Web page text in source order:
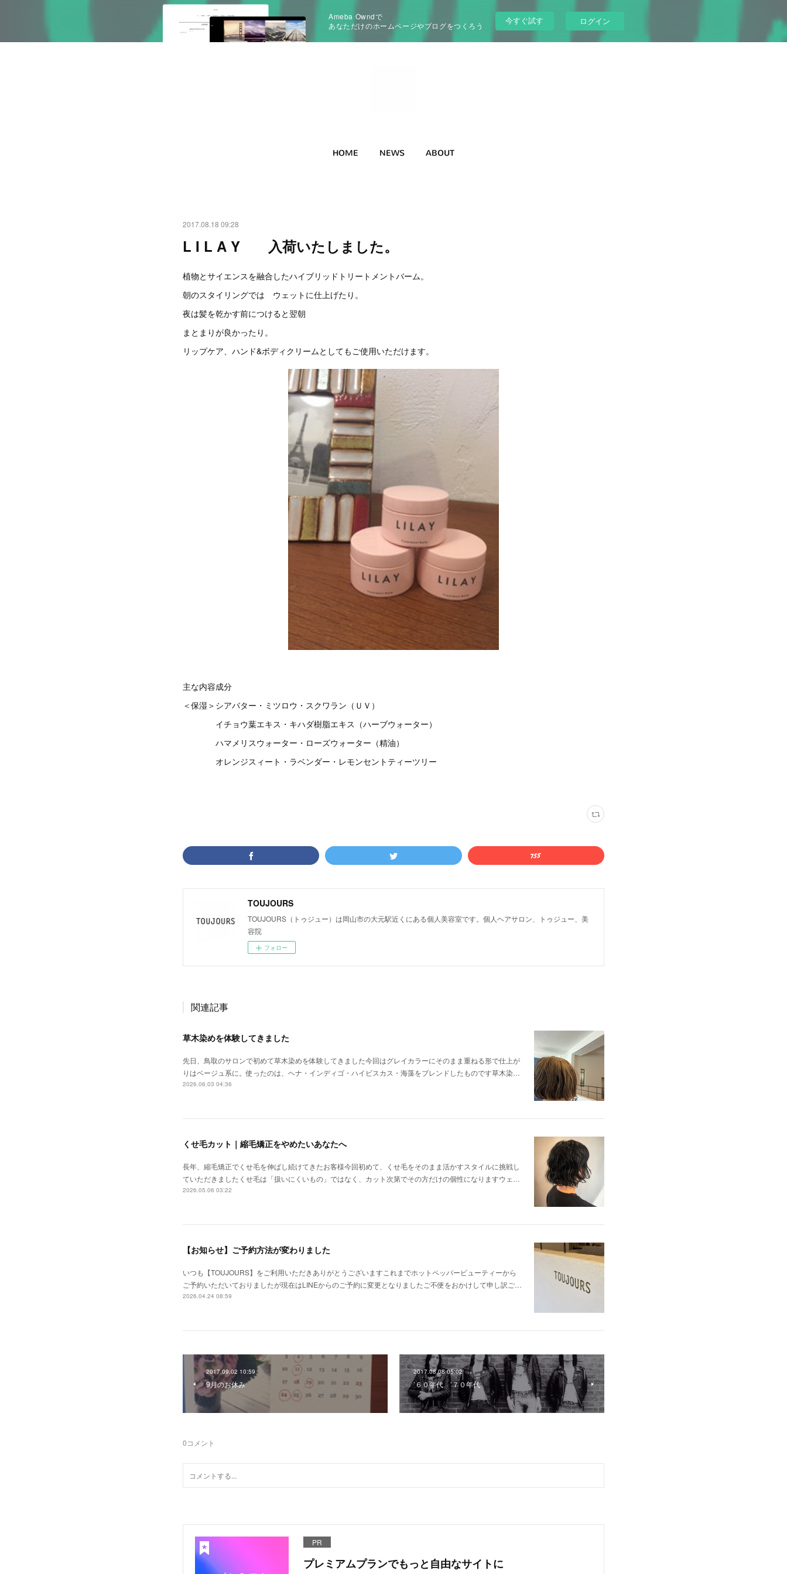
Ameba Owndで
あなただけのホームページやブログをつくろう
今すぐ試す ログイン
HOME NEWS ABOUT
2017.08.18 09:28
L I L A Y 入荷いたしました。
植物とサイエンスを融合したハイブリッドトリートメントバーム。
朝のスタイリングでは ウェットに仕上げたり。
夜は髪を乾かす前につけると翌朝
まとまりが良かったり。
リップケア、ハンド&ボディクリームとしてもご使用いただけます。
主な内容成分
＜保湿＞シアバター・ミツロウ・スクワラン（ＵＶ）
イチョウ葉エキス・キハダ樹脂エキス（ハーブウォーター）
ハマメリスウォーター・ローズウォーター（精油）
オレンジスィート・ラベンダー・レモンセントティーツリー
TOUJOURS
TOUJOURS（トゥジュー）は岡山市の大元駅近くにある個人美容室です。個人ヘアサロン、トゥジュー、美
容院
フォロー
関連記事
草木染めを体験してきました
先日、鳥取のサロンで初めて草木染めを体験してきました今回はグレイカラーにそのまま重ねる形で仕上が
りはベージュ系に。使ったのは、ヘナ・インディゴ・ハイビスカス・海藻をブレンドしたものです草木染…
2026.06.03 04:36
くせ毛カット｜縮毛矯正をやめたいあなたへ
長年、縮毛矯正でくせ毛を伸ばし続けてきたお客様今回初めて、くせ毛をそのまま活かすスタイルに挑戦し
ていただきましたくせ毛は「扱いにくいもの」ではなく、カット次第でその方だけの個性になりますウェ…
2026.05.06 03:22
【お知らせ】ご予約方法が変わりました
いつも【TOUJOURS】をご利用いただきありがとうございますこれまでホットペッパービューティーから
ご予約いただいておりましたが現在はLINEからのご予約に変更となりましたご不便をおかけして申し訳ご…
2026.04.24 08:59
2017.09.02 10:59
9月のお休み
2017.08.08 05:02
’６０年代 ’７０年代
0コメント
PR
プレミアムプランでもっと自由なサイトに